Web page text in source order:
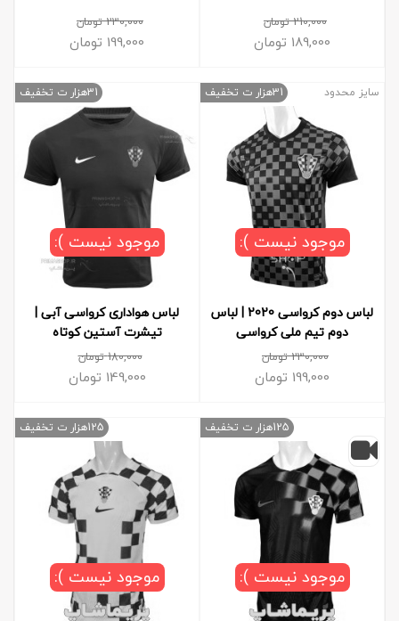
210,000تومان
189,000 تومان
230,000تومان
199,000 تومان
لباس دوم کرواسی 2020 | لباس
دوم تیم ملی کرواسی
سایز محدود
230,000تومان
199,000 تومان
31هزار ت تخفیف
موجود نیست ):
لباس هواداری کرواسی آبی |
تیشرت آستین کوتاه
180,000تومان
149,000 تومان
31هزار ت تخفیف
موجود نیست ):
125هزار ت تخفیف
موجود نیست ):
125هزار ت تخفیف
موجود نیست ):